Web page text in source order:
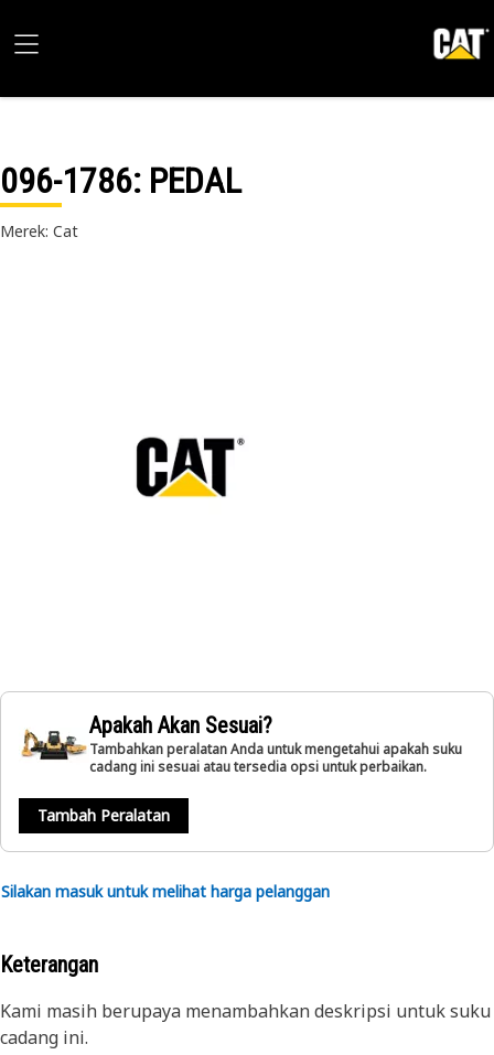
096-1786: PEDAL
Merek: Cat
Apakah Akan Sesuai?
Tambahkan peralatan Anda untuk mengetahui apakah suku
cadang ini sesuai atau tersedia opsi untuk perbaikan.
Tambah Peralatan
Silakan masuk untuk melihat harga pelanggan
Keterangan
Kami masih berupaya menambahkan deskripsi untuk suku
cadang ini.